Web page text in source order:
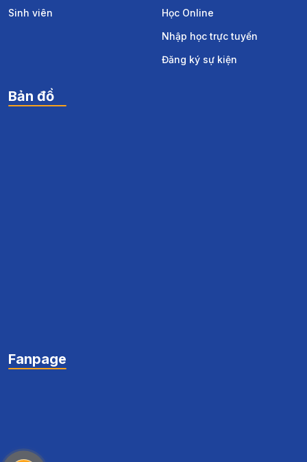
Sinh viên
Học Online
Nhập học trực tuyến
Đăng ký sự kiện
Bản đồ
Fanpage